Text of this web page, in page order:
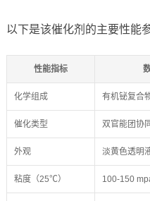
以下是该催化剂的主要性能参
性能指标
化学组成 有机铋复合
催化类型 双官能团协
外观 淡黄色透明
粘度（25℃） 100-150